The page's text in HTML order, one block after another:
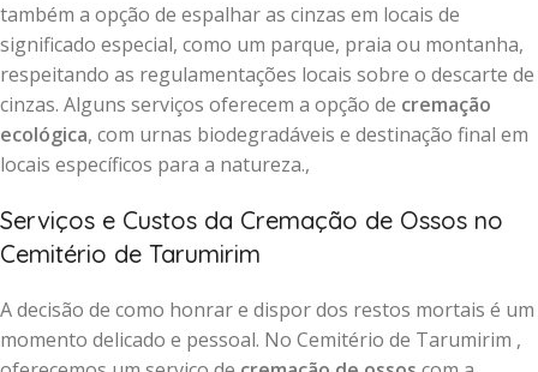
também a opção de espalhar as cinzas em locais de
significado especial, como um parque, praia ou montanha,
respeitando as regulamentações locais sobre o descarte de
cinzas. Alguns serviços oferecem a opção de cremação
ecológica, com urnas biodegradáveis e destinação final em
locais específicos para a natureza.,
Serviços e Custos da Cremação de Ossos no
Cemitério de Tarumirim
A decisão de como honrar e dispor dos restos mortais é um
momento delicado e pessoal. No Cemitério de Tarumirim ,